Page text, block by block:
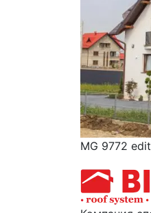
MG 9772 edit